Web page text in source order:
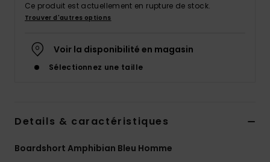
Ce produit est actuellement en rupture de stock.
Trouver d'autres options
Voir la disponibilité en magasin
Sélectionnez une taille
Details & caractéristiques
Boardshort Amphibian Bleu Homme